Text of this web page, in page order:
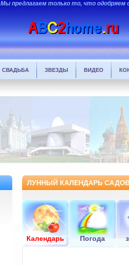
Мы предлагаем только то, что одобряем
СВАДЬБА ЗВЕЗДЫ ВИДЕО
ЛУННЫЙ КАЛЕНДАРЬ
Календарь Погода